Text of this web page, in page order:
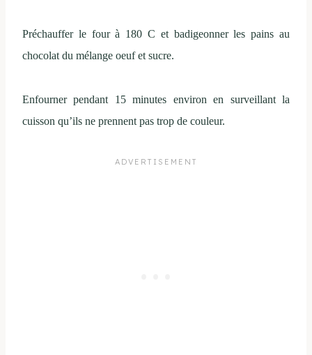
Préchauffer le four à 180 C et badigeonner les pains au
chocolat du mélange oeuf et sucre.
Enfourner pendant 15 minutes environ en surveillant la
cuisson qu’ils ne prennent pas trop de couleur.